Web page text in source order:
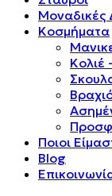
Μοναδικές
Κοσμήματα
Κολιέ
Ποιοι
Blog